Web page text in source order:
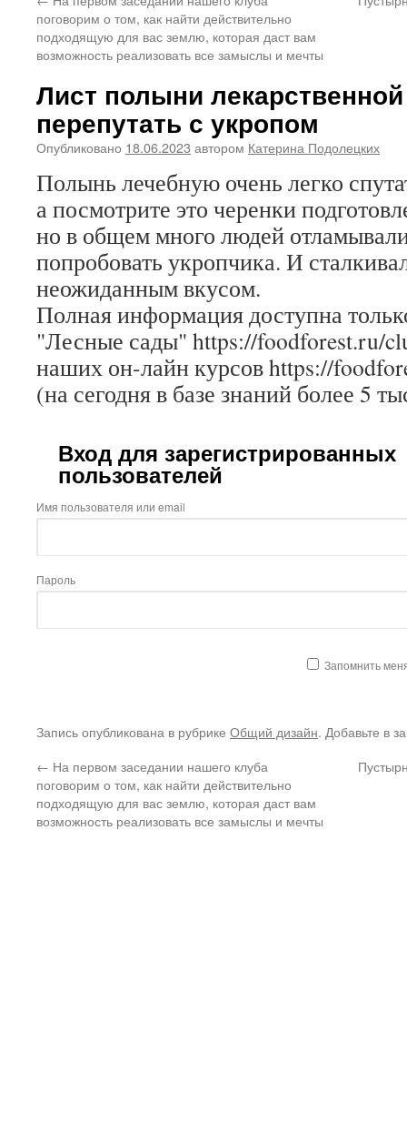
поговорим о том, как найти действительно
подходящую для вас землю, которая даст вам
возможность реализовать все замыслы и мечты
Лист полыни лекарственной
перепутать с укропом
Опубликовано 18.06.2023 автором Катерина Подолецких
Полынь лечебную очень легко
а посмотрите это черенки
но в общем много людей
попробовать укропчика. И
неожиданным вкусом.
Полная информация доступна
"Лесные сады" https://foodforest.ru/
наших он-лайн курсов https://
(на сегодня в базе знаний более 5
Вход для зарегистрированных
пользователей
Имя пользователя или email
Пароль
Запомнить
Запись опубликована в рубрике Общий дизайн. Добавьте в
← На первом заседании нашего клуба
поговорим о том, как найти действительно
подходящую для вас землю, которая даст вам
возможность реализовать все замыслы и мечты